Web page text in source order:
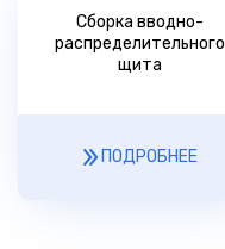
Сборка вводно-
распределительного
щита
ПОДРОБНЕЕ